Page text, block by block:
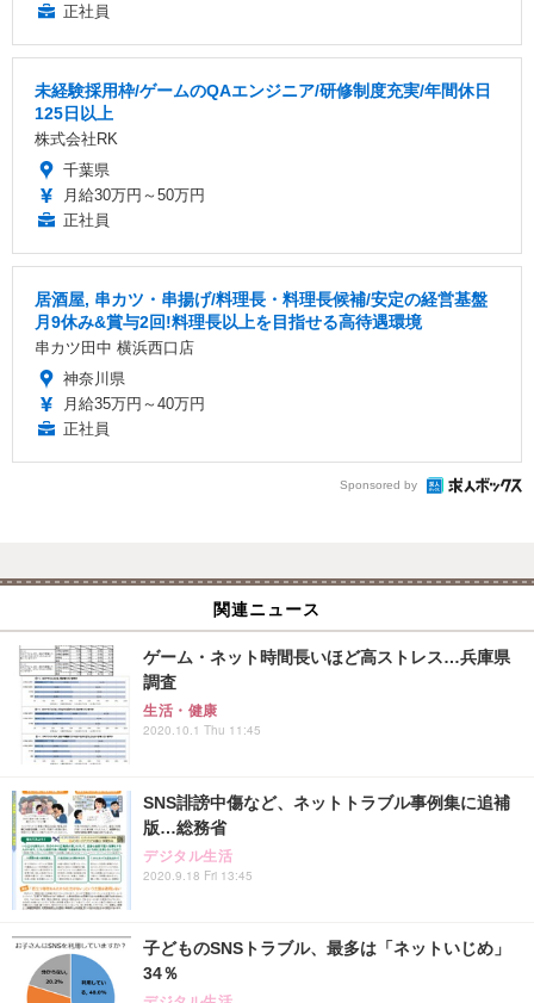
正社員
未経験採用枠/ゲームのQAエンジニア/研修制度充実/年間休日
125日以上
株式会社RK
千葉県
月給30万円～50万円
正社員
居酒屋, 串カツ・串揚げ/料理長・料理長候補/安定の経営基盤
月9休み&賞与2回!料理長以上を目指せる高待遇環境
串カツ田中 横浜西口店
神奈川県
月給35万円～40万円
正社員
Sponsored by
関連ニュース
ゲーム・ネット時間長いほど高ストレス…兵庫県
調査
生活・健康
2020.10.1 Thu 11:45
SNS誹謗中傷など、ネットトラブル事例集に追補
版…総務省
デジタル生活
2020.9.18 Fri 13:45
子どものSNSトラブル、最多は「ネットいじめ」
34％